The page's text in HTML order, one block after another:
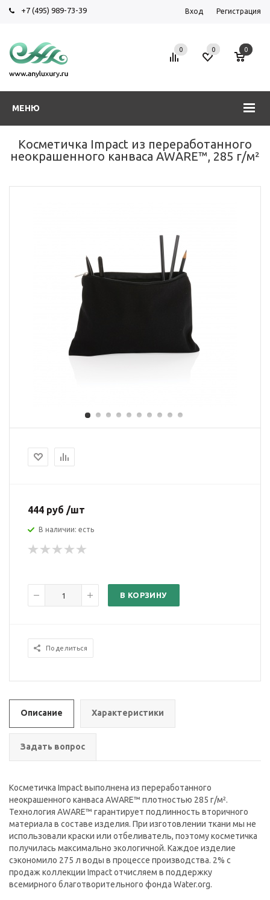
+7 (495) 989-73-39 Вход Регистрация
МЕНЮ
0 0 0
Косметичка Impact из переработанного
неокрашенного канваса AWARE™, 285 г/м²
444 руб /шт
В наличии: есть
В КОРЗИНУ
Поделиться
Описание Характеристики
Задать вопрос
Косметичка Impact выполнена из переработанного
неокрашенного канваса AWARE™ плотностью 285 г/м².
Технология AWARE™ гарантирует подлинность вторичного
материала в составе изделия. При изготовлении ткани мы не
использовали краски или отбеливатель, поэтому косметичка
получилась максимально экологичной. Каждое изделие
сэкономило 275 л воды в процессе производства. 2% с
продаж коллекции Impact отчисляем в поддержку
всемирного благотворительного фонда Water.org.